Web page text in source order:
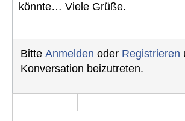
könnte… Viele Grüße.
Bitte Anmelden oder Registrieren
Konversation beizutreten.